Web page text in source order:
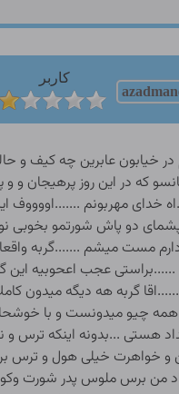
کاربر
خیابون عابرین چه کیف و
که در این روز پرهیجان و و
خدای مهربونم
پشمای دو پاش شورتمو
مست میشم .......گربه
عجب اعحوبیه این
......اقا گربه هه دیگه میدون
چیو میدونست و با
هستی ...بدونه اینکه
من و خواهرت خیلی هول و
من برس ملوس پدر شورت